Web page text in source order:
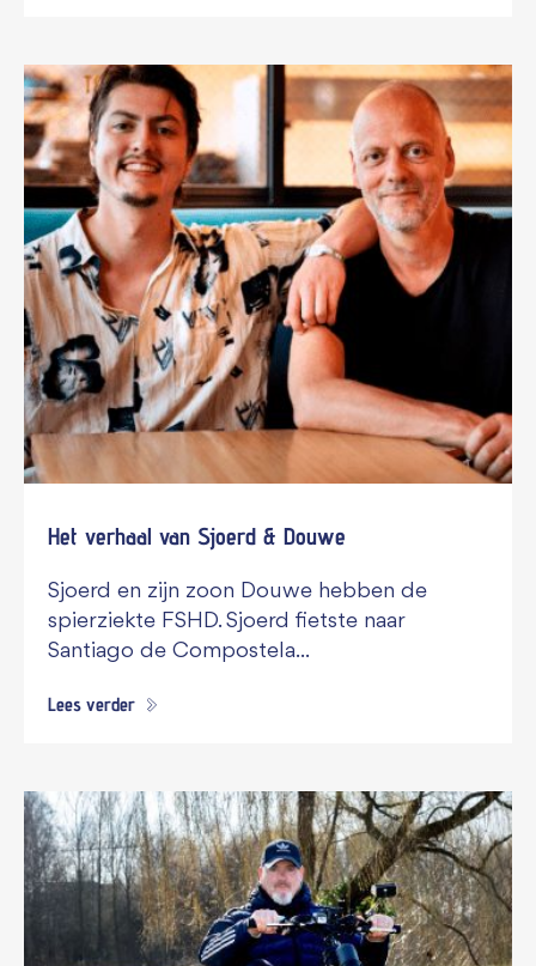
Het verhaal van Sjoerd & Douwe
Sjoerd en zijn zoon Douwe hebben de
spierziekte FSHD. Sjoerd fietste naar
Santiago de Compostela...
Lees verder